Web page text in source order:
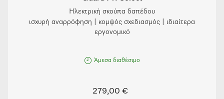
Ηλεκτρική σκούπα δαπέδου
ισχυρή αναρρόφηση | κομψός σχεδιασμός | ιδιαίτερα
εργονομικό
Άμεσα διαθέσιμο
279,00 €